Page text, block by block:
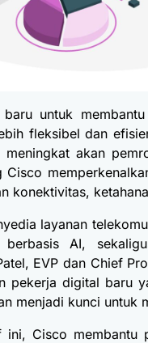
untuk
fleksibel dan
meningkat akan
konektivitas,
layanan
AI,
EVP dan Chief
pekerja digital baru
menjadi kunci untuk
ini, Cisco membantu